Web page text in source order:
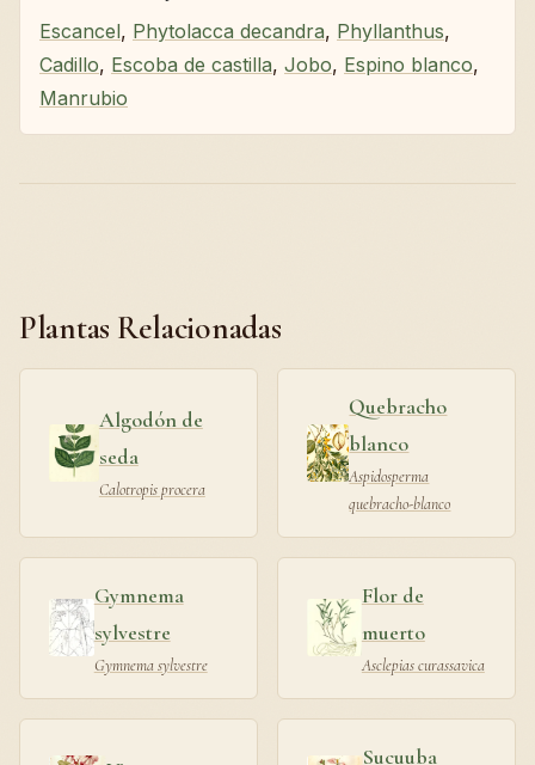
Escancel, Phytolacca decandra, Phyllanthus,
Cadillo, Escoba de castilla, Jobo, Espino blanco,
Manrubio
Plantas Relacionadas
Algodón de
seda
Calotropis procera
Quebracho
blanco
Aspidosperma
quebracho-blanco
Gymnema
sylvestre
Gymnema sylvestre
Flor de
muerto
Asclepias curassavica
Sucuuba